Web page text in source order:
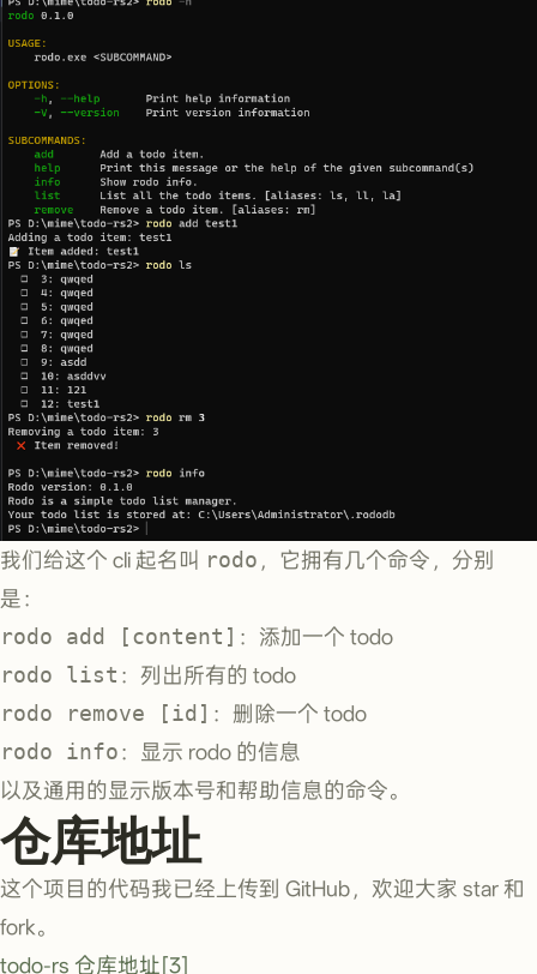
我们给这个 cli 起名叫 rodo ，它拥有几个命令，分别
是：
rodo add [content] ：添加一个 todo
rodo list ：列出所有的 todo
rodo remove [id] ：删除一个 todo
rodo info：显示 rodo 的信息
以及通用的显示版本号和帮助信息的命令。
仓库地址
这个项目的代码我已经上传到 GitHub，欢迎大家 star 和
fork。
todo-rs 仓库地址[3]